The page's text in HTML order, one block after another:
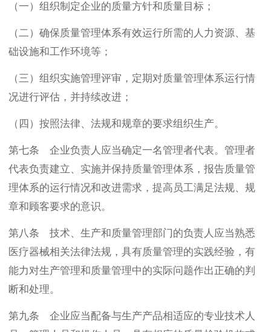
（一）组织制定企业的质量方针和质量目标；
（二）确保质量管理体系有效运行所需的人力资源、基
础设施和工作环境等；
（三）组织实施管理评审，定期对质量管理体系运行情
况进行评估，并持续改进；
（四）按照法律、法规和规章的要求组织生产。
第七条 企业负责人应当确定一名管理者代表。管理者
代表负责建立、实施并保持质量管理体系，报告质量管
理体系的运行情况和改进需求，提高员工满足法规、规
章和顾客要求的意识。
第八条 技术、生产和质量管理部门的负责人应当熟悉
医疗器械相关法律法规，具有质量管理的实践经验，有
能力对生产管理和质量管理中的实际问题作出正确的判
断和处理。
第九条 企业应当配备与生产产品相适应的专业技术人